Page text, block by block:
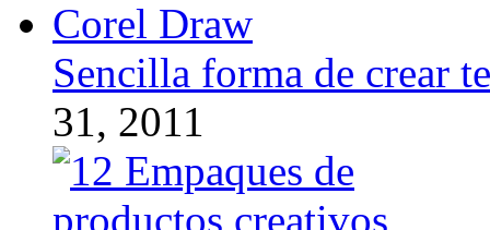
Sencilla forma de crear
31, 2011